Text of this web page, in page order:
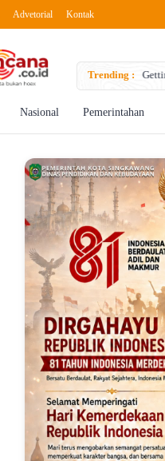
Advetorial Kontak
Trending :
Nasional Pemerintahan